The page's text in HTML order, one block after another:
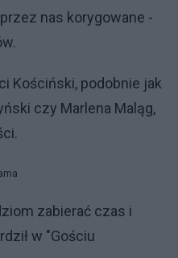
nas korygowane -
Kościński, podobnie jak
czy Marlena Maląg,
zabierać czas i
w "Gościu